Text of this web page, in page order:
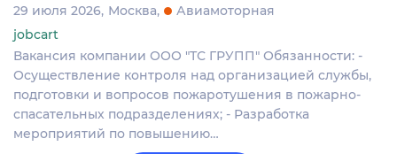
29 июля 2026 Москва
Авиамоторная
jobcart
Вакансия компании ООО "ТС ГРУПП" Обязанности: -
Осуществление контроля над организацией службы,
подготовки и вопросов пожаротушения в пожарно-
спасательных подразделениях; - Разработка
мероприятий по повышению…